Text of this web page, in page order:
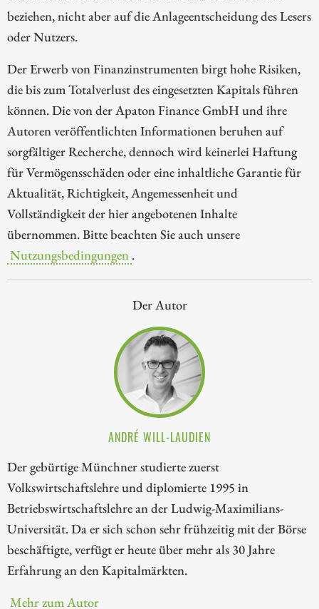
beziehen, nicht aber auf die Anlageentscheidung des Lesers
oder Nutzers.
Der Erwerb von Finanzinstrumenten birgt hohe Risiken,
die bis zum Totalverlust des eingesetzten Kapitals führen
können. Die von der Apaton Finance GmbH und ihre
Autoren veröffentlichten Informationen beruhen auf
sorgfältiger Recherche, dennoch wird keinerlei Haftung
für Vermögensschäden oder eine inhaltliche Garantie für
Aktualität, Richtigkeit, Angemessenheit und
Vollständigkeit der hier angebotenen Inhalte
übernommen. Bitte beachten Sie auch unsere
Nutzungsbedingungen .
Der Autor
ANDRÉ WILL-LAUDIEN
Der gebürtige Münchner studierte zuerst
Volkswirtschaftslehre und diplomierte 1995 in
Betriebswirtschaftslehre an der Ludwig-Maximilians-
Universität. Da er sich schon sehr frühzeitig mit der Börse
beschäftigte, verfügt er heute über mehr als 30 Jahre
Erfahrung an den Kapitalmärkten.
Mehr zum Autor